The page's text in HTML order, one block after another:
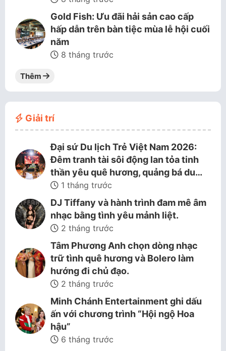
Gold Fish: Ưu đãi hải sản cao cấp
hấp dẫn trên bàn tiệc mùa lễ hội cuối
năm
8 tháng trước
Thêm
Giải trí
Đại sứ Du lịch Trẻ Việt Nam 2026:
Đêm tranh tài sôi động lan tỏa tinh
thần yêu quê hương, quảng bá du…
1 tháng trước
DJ Tiffany và hành trình đam mê âm
nhạc bằng tình yêu mảnh liệt.
2 tháng trước
Tâm Phương Anh chọn dòng nhạc
trữ tình quê hương và Bolero làm
hướng đi chủ đạo.
2 tháng trước
Minh Chánh Entertainment ghi dấu
ấn với chương trình “Hội ngộ Hoa
hậu”
6 tháng trước